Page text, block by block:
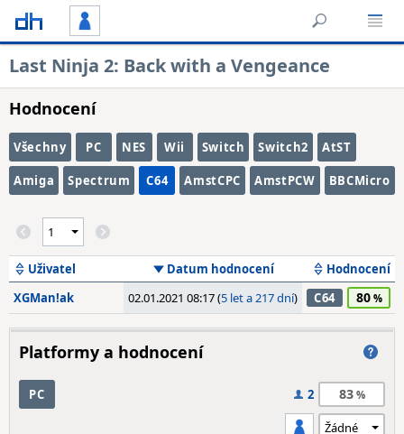
Last Ninja 2: Back with a Vengeance
Hodnocení
Všechny PC NES Wii Switch Switch2 AtST
Amiga Spectrum C64 AmstCPC AmstPCW BBCMicro
Uživatel Datum hodnocení
Hodnocení
XGMan!ak
02.01.2021 08:17 (5 let a 217 dní) C64 80
Platformy a hodnocení
PC 2 83